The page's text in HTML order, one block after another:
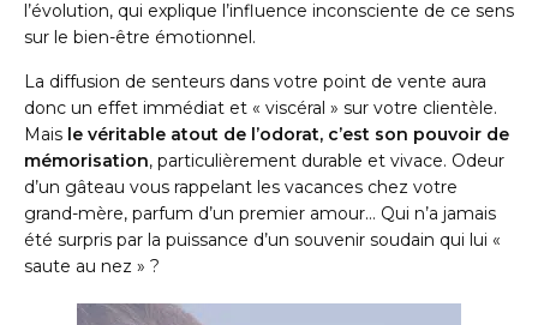
l’évolution, qui explique l’influence inconsciente de ce sens
sur le bien-être émotionnel.
La diffusion de senteurs dans votre point de vente aura
donc un effet immédiat et « viscéral » sur votre clientèle.
Mais le véritable atout de l’odorat, c’est son pouvoir de
mémorisation, particulièrement durable et vivace. Odeur
d’un gâteau vous rappelant les vacances chez votre
grand-mère, parfum d’un premier amour… Qui n’a jamais
été surpris par la puissance d’un souvenir soudain qui lui «
saute au nez » ?